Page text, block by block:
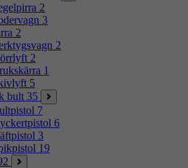
2
3
2
2
2
1
5
bult 35
7
6
3
19